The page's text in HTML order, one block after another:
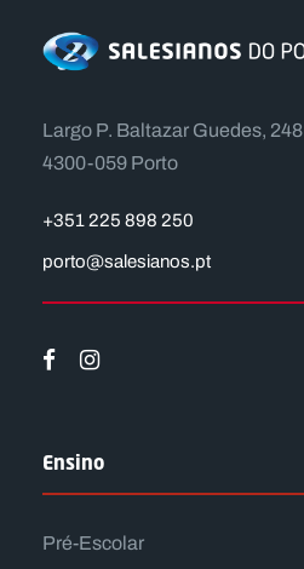
Largo P. Baltazar Guedes, 248
4300-059 Porto
+351 225 898 250
porto@salesianos.pt
Ensino
Pré-Escolar